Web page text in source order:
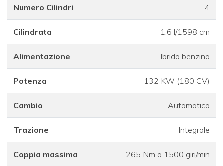
Numero Cilindri 4
Cilindrata 1.6 l/1598 cm
Alimentazione Ibrido benzina
Potenza 132 KW (180 CV)
Cambio Automatico
Trazione Integrale
Coppia massima 265 Nm a 1500 giri/min